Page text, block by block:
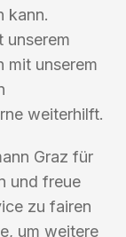
kann.
unserem
mit unserem
weiterhilft.
Graz für
und freue
zu fairen
um weitere